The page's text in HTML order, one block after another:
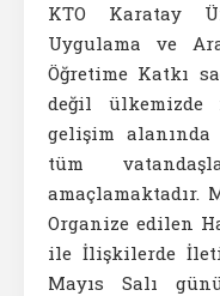
KTO Karatay
Uygulama ve
Öğretime Katkı
değil
gelişim
tüm
amaçlamaktadır.
Organize edilen
ile İlişkilerde
Mayıs Salı